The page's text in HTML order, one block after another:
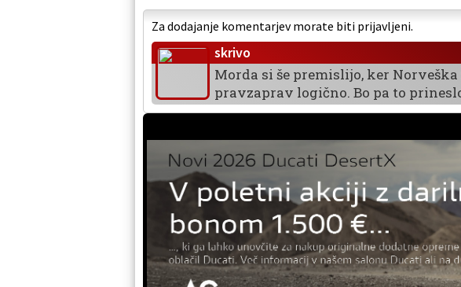
Za dodajanje komentarjev morate biti prijavljeni.
skrivo
Morda si še premislijo, ker
pravzaprav logično. Bo pa to